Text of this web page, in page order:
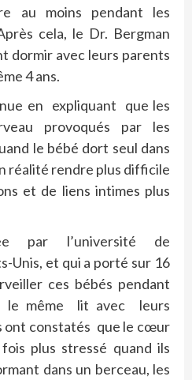
au moins pendant les
cela, le Dr. Bergman
dormir avec leurs parents
4 ans.
en expliquant que les
provoqués par les
le bébé dort seul dans
réalité rendre plus difficile
et de liens intimes plus
par l’université de
Unis, et qui a porté sur 16
ces bébés pendant
le même lit avec leurs
ont constatés que le cœur
plus stressé quand ils
dans un berceau, les